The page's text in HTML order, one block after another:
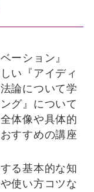
ーション』
い『アイディ
論について学
グ』について
体像や具体的
すすめの講座
る基本的な知
使い方コツな